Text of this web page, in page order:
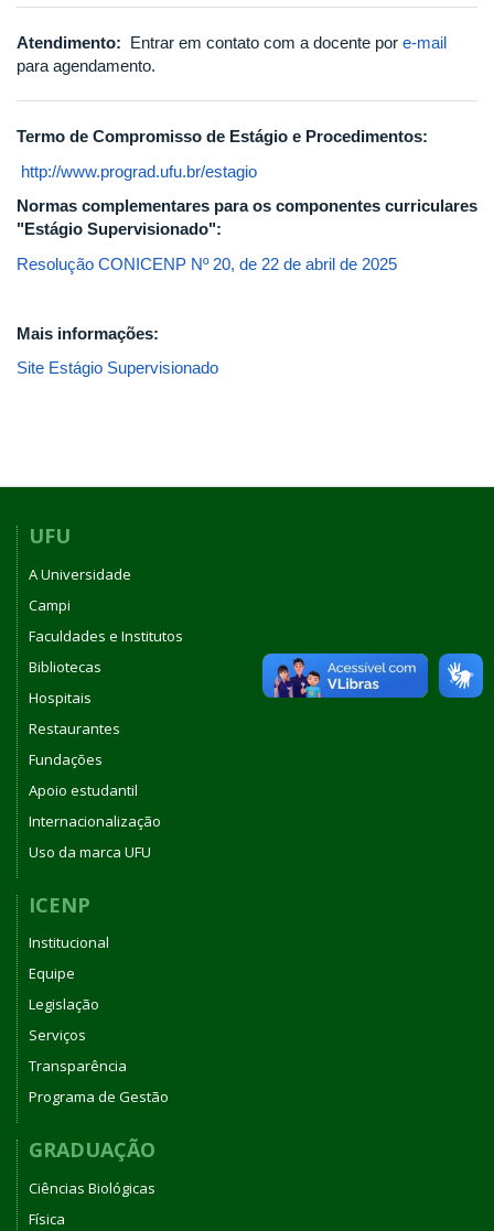
Atendimento: Entrar em contato com a docente por e-mail
para agendamento.
Termo de Compromisso de Estágio e Procedimentos:
http://www.prograd.ufu.br/estagio
Normas complementares para os componentes curriculares
"Estágio Supervisionado":
Resolução CONICENP Nº 20, de 22 de abril de 2025
Mais informações:
Site Estágio Supervisionado
UFU
A Universidade
Campi
Faculdades e Institutos
Bibliotecas
Hospitais
Restaurantes
Fundações
Apoio estudantil
Internacionalização
Uso da marca UFU
ICENP
Institucional
Equipe
Legislação
Serviços
Transparência
Programa de Gestão
GRADUAÇÃO
Ciências Biológicas
Física